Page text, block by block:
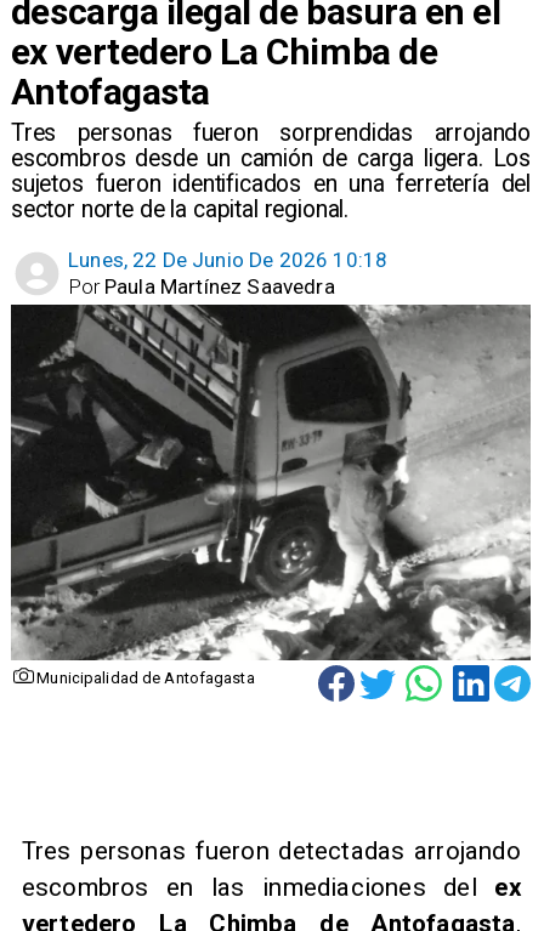
descarga ilegal de basura en el
ex vertedero La Chimba de
Antofagasta
Tres personas fueron sorprendidas arrojando
escombros desde un camión de carga ligera. Los
sujetos fueron identificados en una ferretería del
sector norte de la capital regional.
Lunes, 22 De Junio De 2026 10:18
Paula Martínez Saavedra
Por
Municipalidad de Antofagasta
Tres personas fueron detectadas arrojando
escombros en las inmediaciones del ex
vertedero La Chimba de Antofagasta,